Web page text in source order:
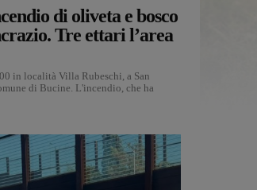
di oliveta e bosco
Tre ettari l’area
in località Villa Rubeschi, a San
di Bucine. L'incendio, che ha